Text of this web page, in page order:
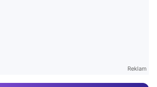
Reklam